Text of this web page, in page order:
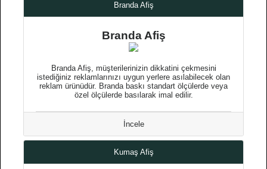
Branda Afiş
Branda Afiş
Branda Afiş, müşterilerinizin dikkatini çekmesini
istediğiniz reklamlarınızı uygun yerlere asılabilecek olan
reklam ürünüdür. Branda baskı standart ölçülerde veya
özel ölçülerde basılarak imal edilir.
İncele
Kumaş Afiş